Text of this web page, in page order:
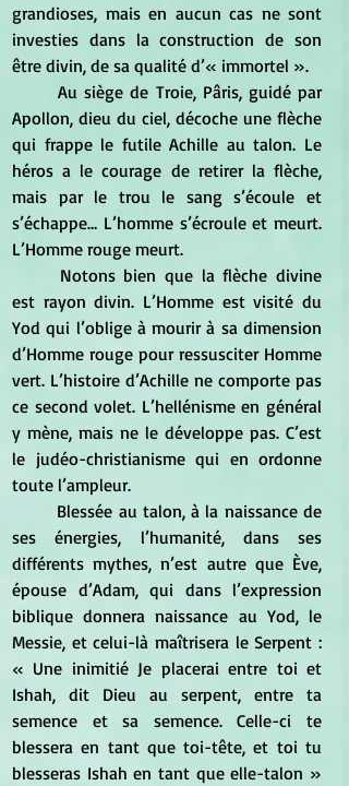
grandioses, mais en aucun cas ne sont
investies dans la construction de son
être divin, de sa qualité d’« immortel ».
	Au siège de Troie, Pâris, guidé par
Apollon, dieu du ciel, décoche une flèche
qui frappe le futile Achille au talon. Le
héros a le courage de retirer la flèche,
mais par le trou le sang s’écoule et
s’échappe… L’homme s’écroule et meurt.
L’Homme rouge meurt.
est rayon divin. L’Homme est visité du
Yod qui l’oblige à mourir à sa dimension
d’Homme rouge pour ressusciter Homme
vert. L’histoire d’Achille ne comporte pas
ce second volet. L’hellénisme en général
y mène, mais ne le développe pas. C’est
le judéo-christianisme qui en ordonne
toute l’ampleur.
ses énergies, l’humanité, dans ses
différents mythes, n’est autre que Ève,
épouse d’Adam, qui dans l’expression
biblique donnera naissance au Yod, le
Messie, et celui-là maîtrisera le Serpent :
« Une inimitié Je placerai entre toi et
Ishah, dit Dieu au serpent, entre ta
semence et sa semence. Celle-ci te
blessera en tant que toi-tête, et toi tu
blesseras Ishah en tant que elle-talon »